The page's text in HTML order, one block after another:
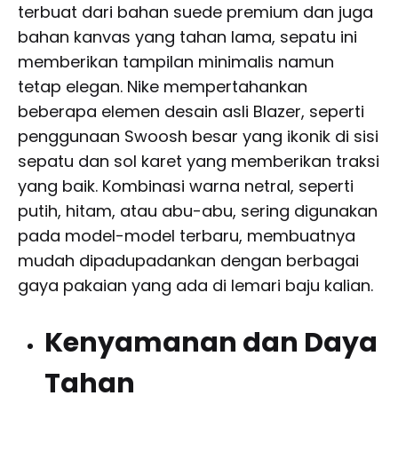
terbuat dari bahan suede premium dan juga
bahan kanvas yang tahan lama, sepatu ini
memberikan tampilan minimalis namun
tetap elegan. Nike mempertahankan
beberapa elemen desain asli Blazer, seperti
penggunaan Swoosh besar yang ikonik di sisi
sepatu dan sol karet yang memberikan traksi
yang baik. Kombinasi warna netral, seperti
putih, hitam, atau abu-abu, sering digunakan
pada model-model terbaru, membuatnya
mudah dipadupadankan dengan berbagai
gaya pakaian yang ada di lemari baju kalian.
Kenyamanan dan Daya
Tahan